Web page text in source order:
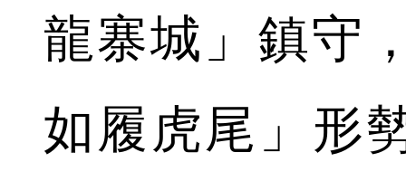
龍寨城」鎮守
如履虎尾」形